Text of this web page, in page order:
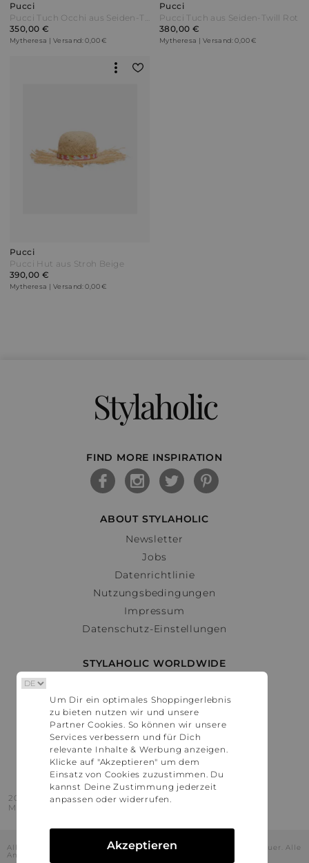
Pucci
Pucci Tuch Occhi aus Seiden-Twill Pink
350,00 €
Mytheresa | Versand: 0,00 €
Pucci
Pucci Tuch aus Seiden-Twill Rot
380,00 €
Mytheresa | Versand: 0,00 €
Pucci
Pucci Hut aus Stroh Beige
390,00 €
Mytheresa | Versand: 0,00 €
Stylaholic
FIND MORE INSPIRATION
ABOUT STYLAHOLIC
Newsletter
Jobs
Datenrichtlinie
Nutzungsbedingungen
Impressum
Datenschutz-Einstellungen
STYLAHOLIC WORLDWIDE
Österreich
Schweiz
France
United States
2016 - 2026 © Stylaholic.
Made for you with love in munich.
Alle Preise inkl. der jeweils geltenden gesetzlichen Mehrwertsteuer. Alle
Angaben ohne Gewähr.
Um Dir ein optimales Shoppingerlebnis
zu bieten nutzen wir und unsere
Partner Cookies. So können wir unsere
Services verbessern und für Dich
relevante Inhalte & Werbung anzeigen.
Klicke auf "Akzeptieren" um dem
Einsatz von Cookies zuzustimmen. Du
kannst Deine Zustimmung jederzeit
anpassen oder widerrufen.
Akzeptieren